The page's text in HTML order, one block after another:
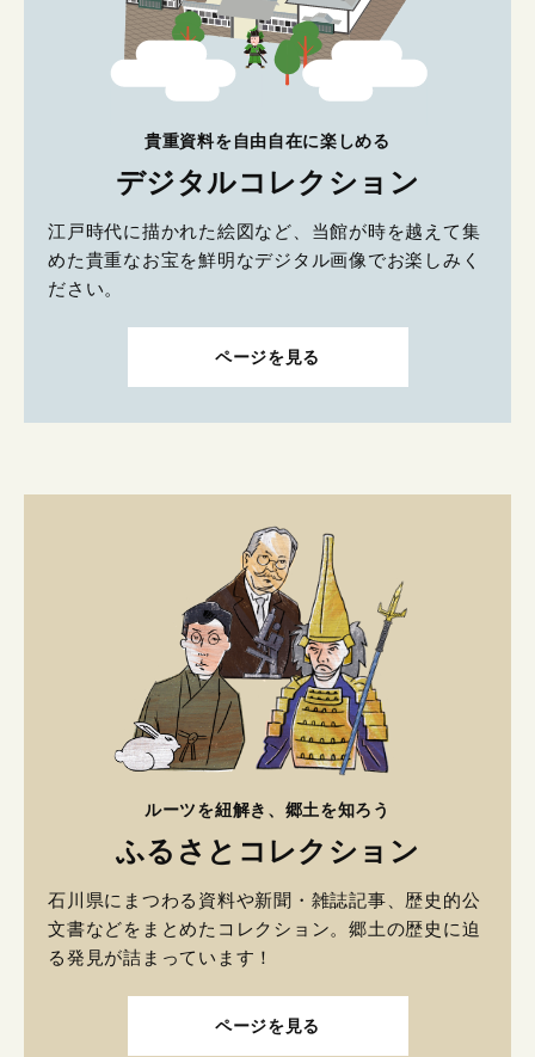
貴重資料を自由自在に楽しめる
デジタルコレクション
江戸時代に描かれた絵図など、当館が時を越えて集
めた貴重なお宝を鮮明なデジタル画像でお楽しみく
ださい。
ページを見る
ルーツを紐解き、郷土を知ろう
ふるさとコレクション
石川県にまつわる資料や新聞・雑誌記事、歴史的公
文書などをまとめたコレクション。郷土の歴史に迫
る発見が詰まっています！
ページを見る